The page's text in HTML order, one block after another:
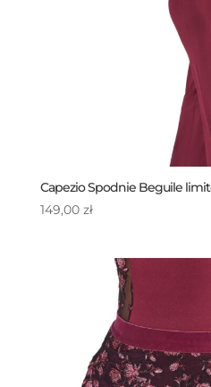
Capezio Spodnie Beguile
149,00 zł